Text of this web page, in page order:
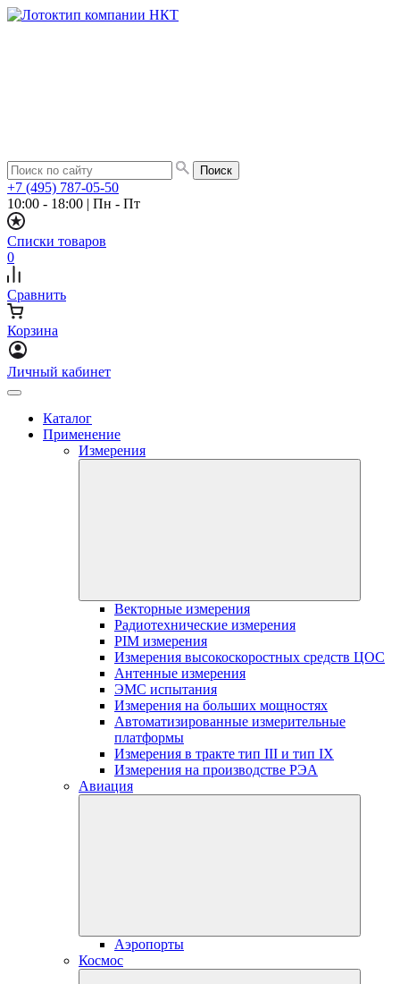
+7 (495) 787-05-50
10:00 - 18:00 | Пн - Пт
Списки товаров
0
Сравнить
Корзина
Личный кабинет
Каталог
Применение
Измерения
Векторные измерения
Радиотехнические измерения
PIM измерения
Измерения высокоскоростных средств ЦОС
Антенные измерения
ЭМС испытания
Измерения на больших мощностях
Автоматизированные измерительные
платформы
Измерения в тракте тип III и тип IX
Измерения на производстве РЭА
Авиация
Аэропорты
Космос